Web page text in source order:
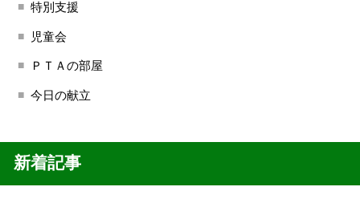
特別支援
児童会
ＰＴＡの部屋
今日の献立
新着記事